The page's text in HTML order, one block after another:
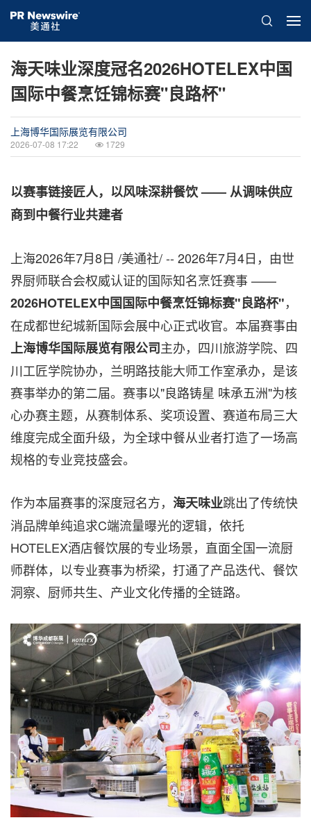
海天味业深度冠名2026HOTELEX中国
国际中餐烹饪锦标赛"良路杯"
上海博华国际展览有限公司
2026-07-08 17:22 1729
以赛事链接匠人，以风味深耕餐饮—— 从调味供应
商到中餐行业共建者
上海2026年7月8日 /美通社/ -- 2026年7月4日，由世
界厨师联合会权威认证的国际知名烹饪赛事 ——
2026HOTELEX中国国际中餐烹饪锦标赛"良路杯"，
在成都世纪城新国际会展中心正式收官。本届赛事由
上海博华国际展览有限公司主办，四川旅游学院、四
川工匠学院协办，兰明路技能大师工作室承办，是该
赛事举办的第二届。赛事以"良路铸星 味承五洲"为核
心办赛主题，从赛制体系、奖项设置、赛道布局三大
维度完成全面升级，为全球中餐从业者打造了一场高
规格的专业竞技盛会。
作为本届赛事的深度冠名方， 海天味业跳出了传统快
消品牌单纯追求C端流量曝光的逻辑，依托
HOTELEX酒店餐饮展的专业场景，直面全国一流厨
师群体，以专业赛事为桥梁，打通了产品迭代、餐饮
洞察、厨师共生、产业文化传播的全链路。